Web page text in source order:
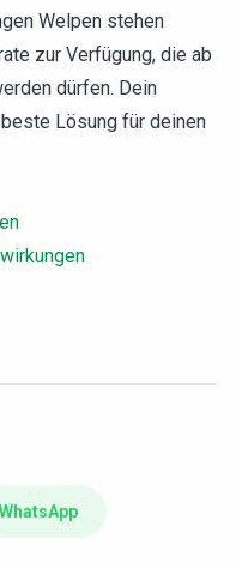
Welpen stehen
zur Verfügung, die ab
dürfen. Dein
Lösung für deinen
WhatsApp